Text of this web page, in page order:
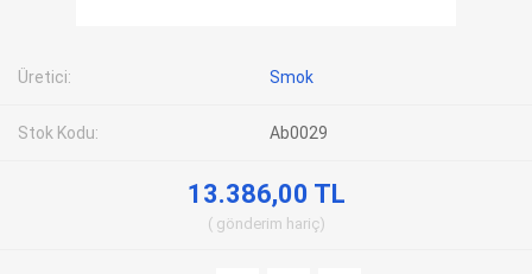
Üretici: Smok
Stok Kodu: Ab0029
13.386,00 TL
gönderim hariç